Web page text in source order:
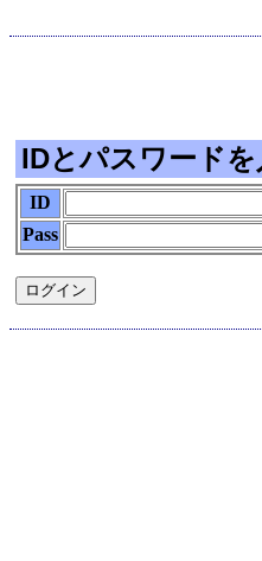
IDとパスワード
ID
Pass